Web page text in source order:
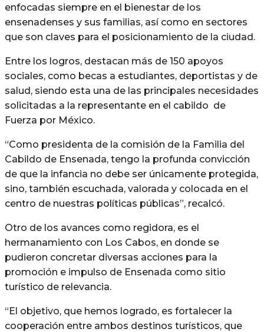
enfocadas siempre en el bienestar de los
ensenadenses y sus familias, así como en sectores
que son claves para el posicionamiento de la ciudad.
Entre los logros, destacan más de 150 apoyos
sociales, como becas a estudiantes, deportistas y de
salud, siendo esta una de las principales necesidades
solicitadas a la representante en el cabildo de
Fuerza por México.
“Como presidenta de la comisión de la Familia del
Cabildo de Ensenada, tengo la profunda convicción
de que la infancia no debe ser únicamente protegida,
sino, también escuchada, valorada y colocada en el
centro de nuestras políticas públicas”, recalcó.
Otro de los avances como regidora, es el
hermanamiento con Los Cabos, en donde se
pudieron concretar diversas acciones para la
promoción e impulso de Ensenada como sitio
turístico de relevancia.
“El objetivo, que hemos logrado, es fortalecer la
cooperación entre ambos destinos turísticos, que